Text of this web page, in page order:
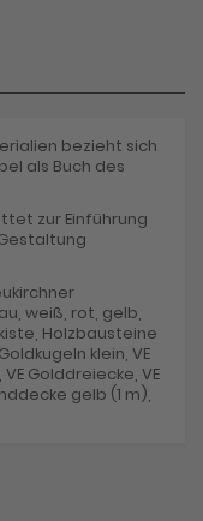
bezieht sich
als Buch des
zur Einführung
weiß, rot, gelb,
Holzbausteine
klein, VE
Golddreiecke, VE
gelb (1 m),